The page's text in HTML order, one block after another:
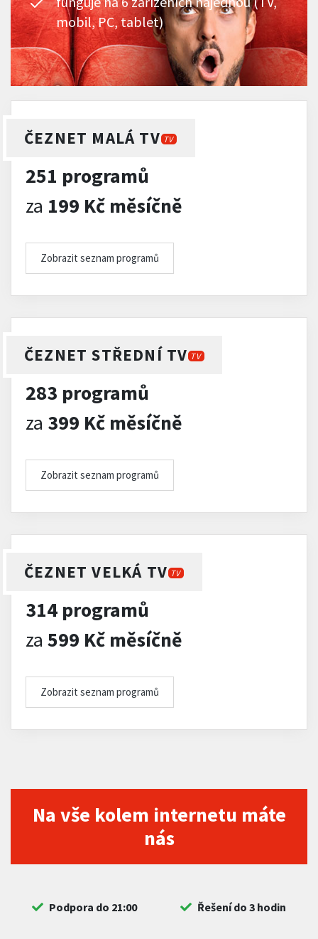
mobil, PC, tablet)
ČEZNET MALÁ TV TV
251 programů
za 199 Kč měsíčně
Zobrazit seznam programů
ČEZNET STŘEDNÍ TV TV
283 programů
za 399 Kč měsíčně
Zobrazit seznam programů
ČEZNET VELKÁ TV TV
314 programů
za 599 Kč měsíčně
Zobrazit seznam programů
Na vše kolem internetu máte
nás
Podpora do 21:00 Řešení do 3 hodin